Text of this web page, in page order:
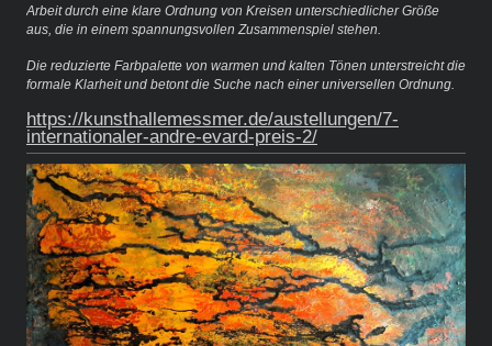
Arbeit durch eine klare Ordnung von Kreisen unterschiedlicher Größe
aus, die in einem spannungsvollen Zusammenspiel stehen.
Die reduzierte Farbpalette von warmen und kalten Tönen unterstreicht die
formale Klarheit und betont die Suche nach einer universellen Ordnung.
https://kunsthallemessmer.de/austellungen/7-
internationaler-andre-evard-preis-2/